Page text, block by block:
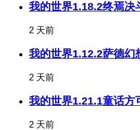
我的世界1.18.2终焉决
2 天前
我的世界1.12.2萨德幻
2 天前
我的世界1.21.1童话方
2 天前